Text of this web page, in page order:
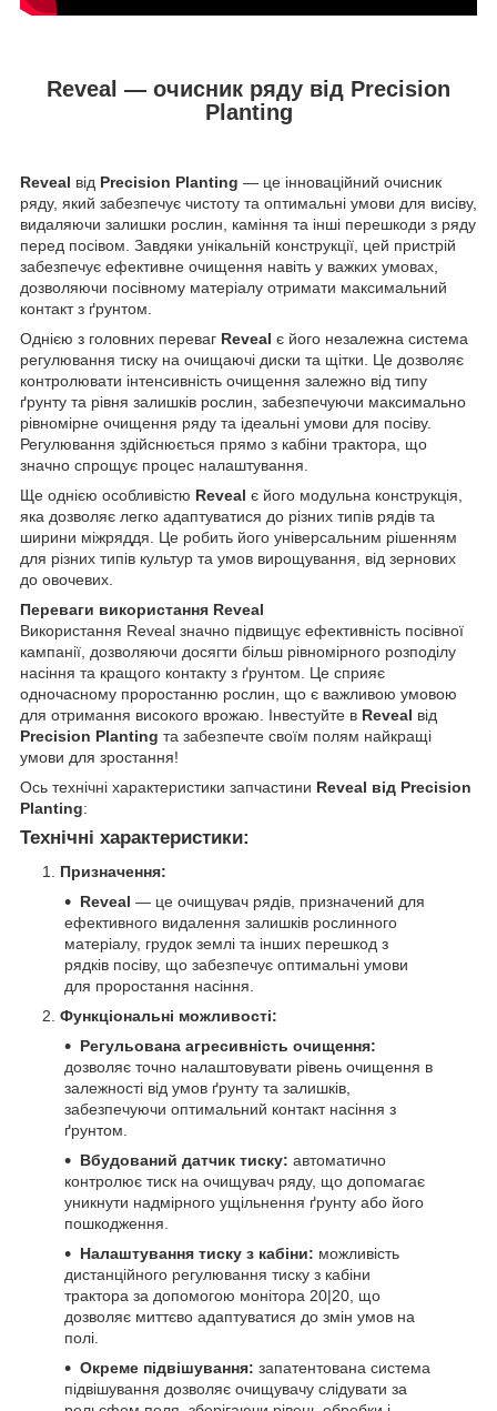
Reveal — очисник ряду від Precision
Planting
Reveal від Precision Planting — це інноваційний очисник
ряду, який забезпечує чистоту та оптимальні умови для висіву,
видаляючи залишки рослин, каміння та інші перешкоди з ряду
перед посівом. Завдяки унікальній конструкції, цей пристрій
забезпечує ефективне очищення навіть у важких умовах,
дозволяючи посівному матеріалу отримати максимальний
контакт з ґрунтом.
Однією з головних переваг Reveal є його незалежна система
регулювання тиску на очищаючі диски та щітки. Це дозволяє
контролювати інтенсивність очищення залежно від типу
ґрунту та рівня залишків рослин, забезпечуючи максимально
рівномірне очищення ряду та ідеальні умови для посіву.
Регулювання здійснюється прямо з кабіни трактора, що
значно спрощує процес налаштування.
Ще однією особливістю Reveal є його модульна конструкція,
яка дозволяє легко адаптуватися до різних типів рядів та
ширини міжряддя. Це робить його універсальним рішенням
для різних типів культур та умов вирощування, від зернових
до овочевих.
Переваги використання Reveal
Використання Reveal значно підвищує ефективність посівної
кампанії, дозволяючи досягти більш рівномірного розподілу
насіння та кращого контакту з ґрунтом. Це сприяє
одночасному проростанню рослин, що є важливою умовою
для отримання високого врожаю. Інвестуйте в Reveal від
Precision Planting та забезпечте своїм полям найкращі
умови для зростання!
Ось технічні характеристики запчастини Reveal від Precision
Planting:
Технічні характеристики:
Призначення:
Reveal — це очищувач рядів, призначений для
ефективного видалення залишків рослинного
матеріалу, грудок землі та інших перешкод з
рядків посіву, що забезпечує оптимальні умови
для проростання насіння.
Функціональні можливості:
Регульована агресивність очищення:
дозволяє точно налаштовувати рівень очищення в
залежності від умов ґрунту та залишків,
забезпечуючи оптимальний контакт насіння з
ґрунтом.
Вбудований датчик тиску: автоматично
контролює тиск на очищувач ряду, що допомагає
уникнути надмірного ущільнення ґрунту або його
пошкодження.
Налаштування тиску з кабіни: можливість
дистанційного регулювання тиску з кабіни
трактора за допомогою монітора 20|20, що
дозволяє миттєво адаптуватися до змін умов на
полі.
Окреме підвішування: запатентована система
підвішування дозволяє очищувачу слідувати за